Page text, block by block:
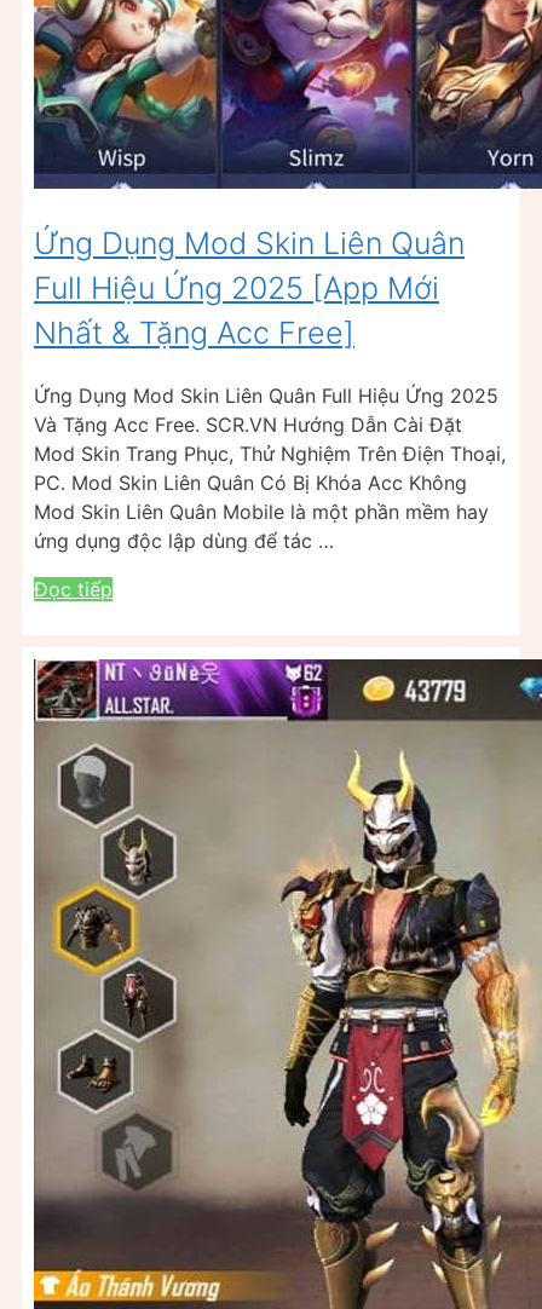
Ứng Dụng Mod Skin Liên Quân
Full Hiệu Ứng 2025 [App Mới
Nhất & Tặng Acc Free]
Ứng Dụng Mod Skin Liên Quân Full Hiệu Ứng 2025
Và Tặng Acc Free. SCR.VN Hướng Dẫn Cài Đặt
Mod Skin Trang Phục, Thử Nghiệm Trên Điện Thoại,
PC. Mod Skin Liên Quân Có Bị Khóa Acc Không
Mod Skin Liên Quân Mobile là một phần mềm hay
ứng dụng độc lập dùng để tác …
Đọc tiếp